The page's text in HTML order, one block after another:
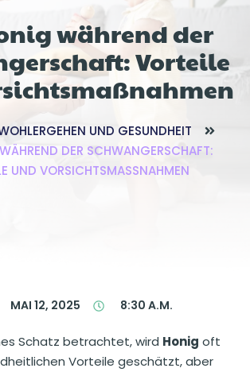
während der
Vorteile
UND GESUNDHEIT
DER SCHWANGERSCHAFT:
UND VORSICHTSMASSNAHMEN
MAI 12, 2025 8:30 A.M.
Schatz betrachtet, wird Honig oft
Vorteile geschätzt, aber